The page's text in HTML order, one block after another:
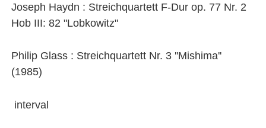
Joseph Haydn : Streichquartett F-Dur op. 77 Nr. 2
Hob III: 82 "Lobkowitz"
Philip Glass : Streichquartett Nr. 3 ''Mishima''
(1985)
interval